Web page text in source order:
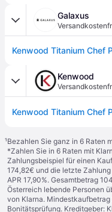
Galaxus
Kenwood
¹Bezahlen Sie ganz in 6 Raten
*Zahlen Sie in 6 Raten mit
Zahlungsbeispiel für einen
174,82€ und die letzte
APR 17,90%. Gesamtbetrag
Österreich lebende Personen
von Klarna.
Bonitätsprüfung. Kreditgeber: